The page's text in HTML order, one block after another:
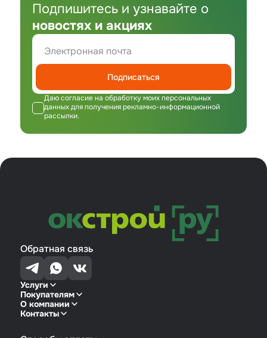
Подпишитесь и узнавайте о
новостях и акциях
Подписаться
Даю согласие на обработку моих персональных
данных для получения рекламно-информационной
рассылки.
Обратная связь
Услуги
Покупателям
О компании
Контакты